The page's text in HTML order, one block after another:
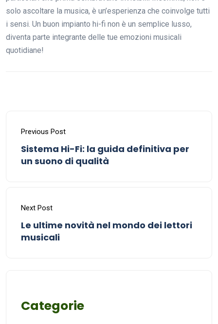
solo ascoltare la musica, è un’esperienza che coinvolge tutti
i sensi. Un buon impianto hi-fi non è un semplice lusso,
diventa parte integrante delle tue emozioni musicali
quotidiane!
Previous Post
Sistema Hi-Fi: la guida definitiva per
un suono di qualità
Next Post
Le ultime novità nel mondo dei lettori
musicali
Categorie